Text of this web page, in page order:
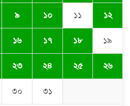
বরণ
সাংবাদিকের ব্যক্তিগত ভিডিও
অভিযোগ: ব্ল্যাকমেইল ও চাঁদা
অভিযোগে তোলপাড়
৯ ১০ ১১ ১২
১৬ ১৭ ১৮ ১৯
২৩ ২৪ ২৫ ২৬
৩০ ৩১